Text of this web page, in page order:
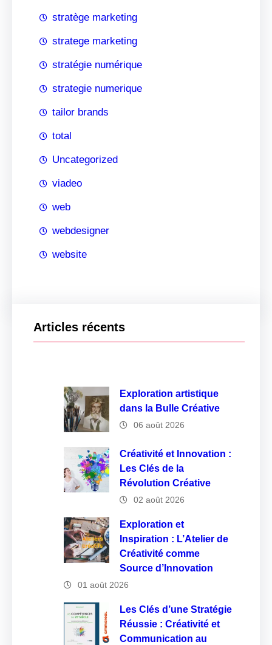
stratège marketing
stratege marketing
stratégie numérique
strategie numerique
tailor brands
total
Uncategorized
viadeo
web
webdesigner
website
Articles récents
Exploration artistique
dans la Bulle Créative
06 août 2026
Créativité et Innovation :
Les Clés de la
Révolution Créative
02 août 2026
Exploration et
Inspiration : L’Atelier de
Créativité comme
Source d’Innovation
01 août 2026
Les Clés d’une Stratégie
Réussie : Créativité et
Communication au